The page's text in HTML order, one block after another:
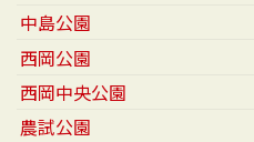
中島公園
西岡公園
西岡中央公園
農試公園